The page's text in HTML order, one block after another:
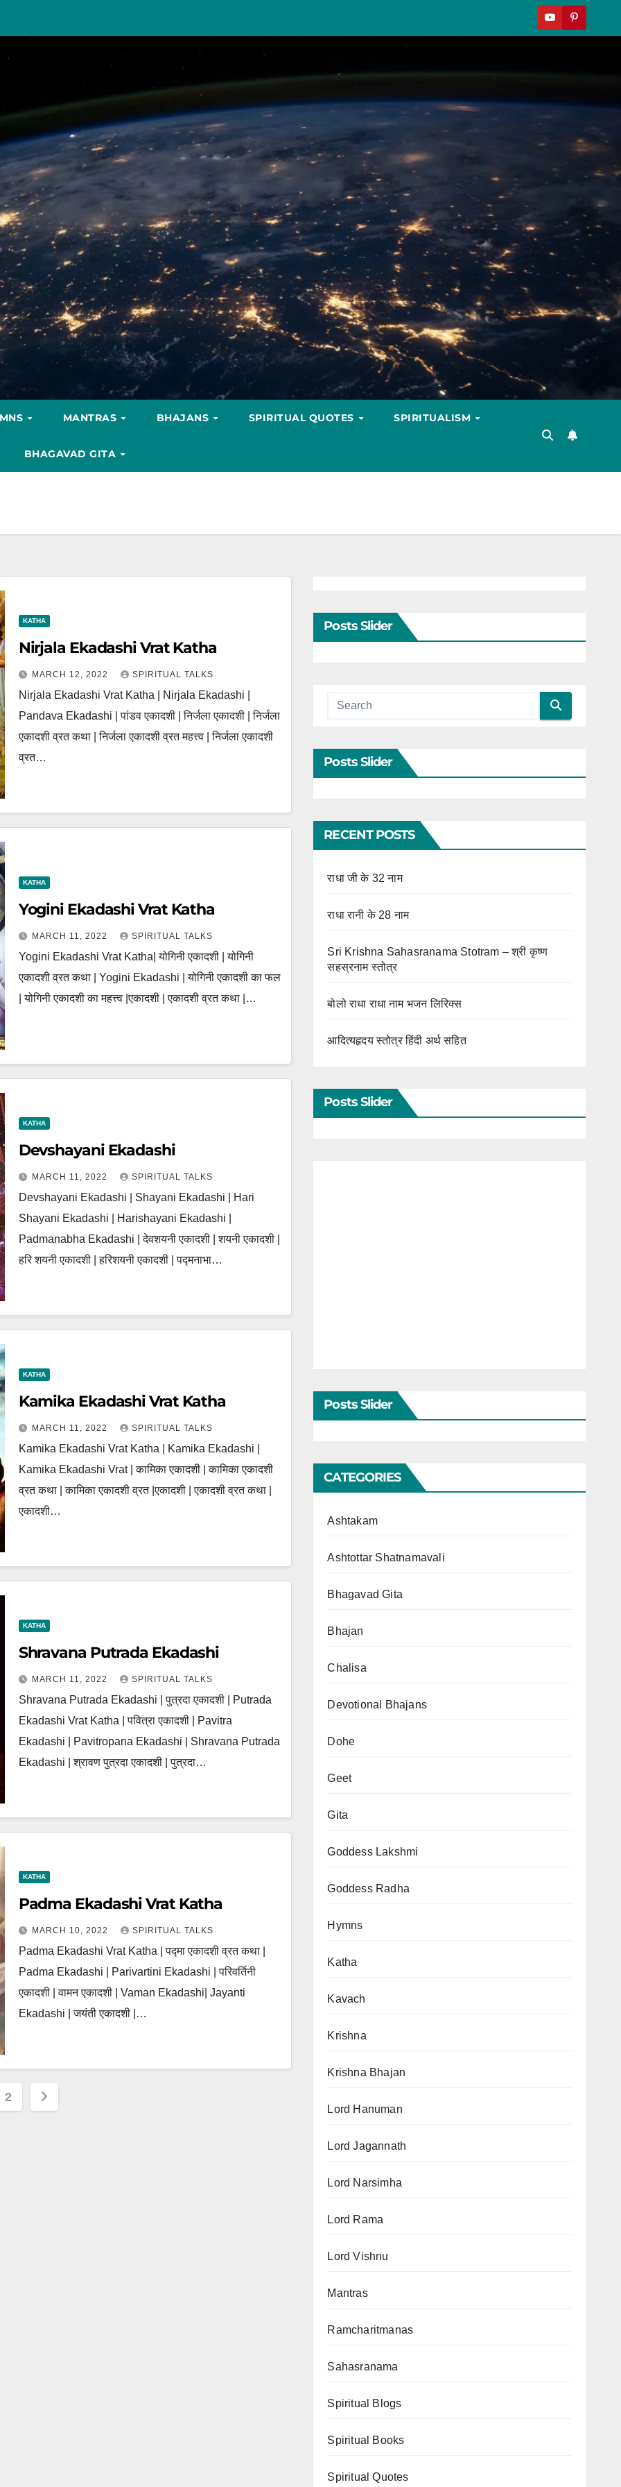
MANTRAS BHAJANS SPIRITUAL QUOTES SPIRITUALISM
BHAGAVAD GITA
KATHA
Nirjala Ekadashi Vrat Katha
MARCH 12, 2022 SPIRITUAL TALKS
Nirjala Ekadashi Vrat Katha | Nirjala Ekadashi |
Pandava Ekadashi | पांडव एकादशी | निर्जला एकादशी | निर्जला
एकादशी व्रत कथा | निर्जला एकादशी व्रत महत्त्व | निर्जला एकादशी
व्रत…
KATHA
Yogini Ekadashi Vrat Katha
MARCH 11, 2022 SPIRITUAL TALKS
Yogini Ekadashi Vrat Katha| योगिनी एकादशी | योगिनी
एकादशी व्रत कथा | Yogini Ekadashi | योगिनी एकादशी का फल
| योगिनी एकादशी का महत्त्व |एकादशी | एकादशी व्रत कथा |…
KATHA
Devshayani Ekadashi
MARCH 11, 2022 SPIRITUAL TALKS
Devshayani Ekadashi | Shayani Ekadashi | Hari
Shayani Ekadashi | Harishayani Ekadashi |
Padmanabha Ekadashi | देवशयनी एकादशी | शयनी एकादशी |
हरि शयनी एकादशी | हरिशयनी एकादशी | पद्मनाभा…
KATHA
Kamika Ekadashi Vrat Katha
MARCH 11, 2022 SPIRITUAL TALKS
Kamika Ekadashi Vrat Katha | Kamika Ekadashi |
Kamika Ekadashi Vrat | कामिका एकादशी | कामिका एकादशी
व्रत कथा | कामिका एकादशी व्रत |एकादशी | एकादशी व्रत कथा |
एकादशी…
KATHA
Shravana Putrada Ekadashi
MARCH 11, 2022 SPIRITUAL TALKS
Shravana Putrada Ekadashi | पुत्रदा एकादशी | Putrada
Ekadashi Vrat Katha | पवित्रा एकादशी | Pavitra
Ekadashi | Pavitropana Ekadashi | Shravana Putrada
Ekadashi | श्रावण पुत्रदा एकादशी | पुत्रदा…
KATHA
Padma Ekadashi Vrat Katha
MARCH 10, 2022 SPIRITUAL TALKS
Padma Ekadashi Vrat Katha | पद्मा एकादशी व्रत कथा |
Padma Ekadashi | Parivartini Ekadashi | परिवर्तिनी
एकादशी | वामन एकादशी | Vaman Ekadashi| Jayanti
Ekadashi | जयंती एकादशी |…
2
Posts Slider
Posts Slider
RECENT POSTS
राधा जी के 32 नाम
राधा रानी के 28 नाम
Sri Krishna Sahasranama Stotram – श्री कृष्ण
सहस्रनाम स्तोत्र
बोलो राधा राधा नाम भजन लिरिक्स
आदित्यहृदय स्तोत्र हिंदी अर्थ सहित
Posts Slider
Posts Slider
CATEGORIES
Ashtakam
Ashtottar Shatnamavali
Bhagavad Gita
Bhajan
Chalisa
Devotional Bhajans
Dohe
Geet
Gita
Goddess Lakshmi
Goddess Radha
Hymns
Katha
Kavach
Krishna
Krishna Bhajan
Lord Hanuman
Lord Jagannath
Lord Narsimha
Lord Rama
Lord Vishnu
Mantras
Ramcharitmanas
Sahasranama
Spiritual Blogs
Spiritual Books
Spiritual Quotes